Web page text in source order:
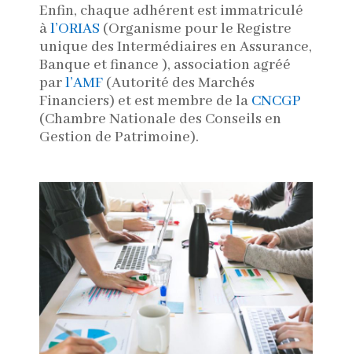
Enfin, chaque adhérent est immatriculé
àl’ORIAS (Organisme pour le Registre
unique des Intermédiaires en Assurance,
Banque et finance ), association agréé
parl’AMF (Autorité des Marchés
Financiers) et est membre de la CNCGP
(Chambre Nationale des Conseils en
Gestion de Patrimoine).